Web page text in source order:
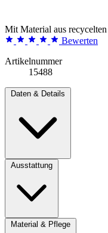
Mit Material aus
Bewerten
Artikelnummer
15488
Daten & Details
Ausstattung
Material & Pflege